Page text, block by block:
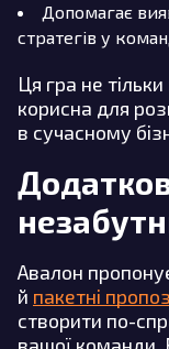
Допомагає
стратегів у
Ця гра не
корисна для
в сучасному
Авалон
й пакетні
створити по-